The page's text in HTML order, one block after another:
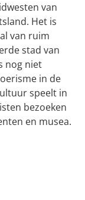
van
Het is
van ruim
stad van
nog niet
in de
speelt in
bezoeken
en musea.